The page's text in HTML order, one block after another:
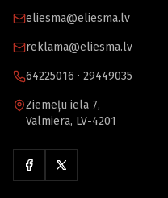
eliesma@eliesma.lv
reklama@eliesma.lv
64225016 · 29449035
Ziemeļu iela 7,
Valmiera, LV-4201